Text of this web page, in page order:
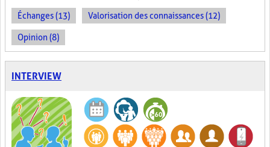
Échanges (13) Valorisation des connaissances (12)
Opinion (8)
INTERVIEW